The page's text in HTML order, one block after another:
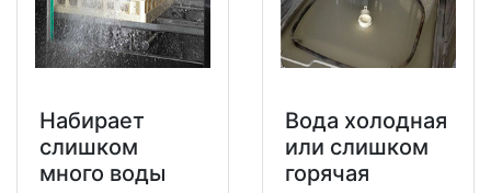
Набирает
слишком
много воды
Вода холодная
или слишком
горячая